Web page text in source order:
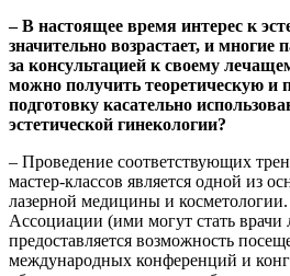
– В настоящее время интерес к
значительно возрастает, и
за консультацией к своему
можно получить теоретическую и
подготовку касательно
эстетической гинекологии?
– Проведение соответствующих
мастер-классов является одной из
лазерной медицины и
Ассоциации (ими могут стать
предоставляется возможность
международных конференций и